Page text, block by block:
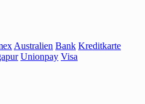
Australien Bank Kreditkarte
Unionpay Visa